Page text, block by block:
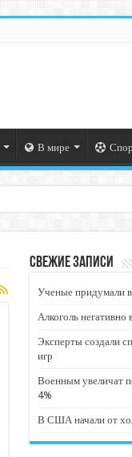
В мире
Свежие записи
Ученые придумали
Алкоголь негативно
Эксперты создали
игр
Военным увеличат
4%
В США начали от